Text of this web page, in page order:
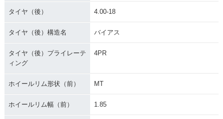
タイヤ（後） 4.00-18
タイヤ（後）構造名 バイアス
タイヤ（後）プライレーテ
ィング
4PR
ホイールリム形状（前） MT
ホイールリム幅（前） 1.85